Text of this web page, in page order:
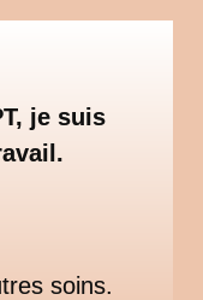
je suis
soins.